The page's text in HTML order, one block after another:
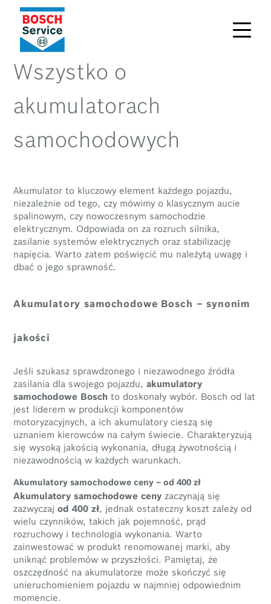
Wszystko o
akumulatorach
samochodowych
Akumulator to kluczowy element każdego pojazdu,
niezależnie od tego, czy mówimy o klasycznym aucie
spalinowym, czy nowoczesnym samochodzie
elektrycznym. Odpowiada on za rozruch silnika,
zasilanie systemów elektrycznych oraz stabilizację
napięcia. Warto zatem poświęcić mu należytą uwagę i
dbać o jego sprawność.
Akumulatory samochodowe Bosch – synonim
jakości
Jeśli szukasz sprawdzonego i niezawodnego źródła
zasilania dla swojego pojazdu, akumulatory
samochodowe Bosch to doskonały wybór. Bosch od lat
jest liderem w produkcji komponentów
motoryzacyjnych, a ich akumulatory cieszą się
uznaniem kierowców na całym świecie. Charakteryzują
się wysoką jakością wykonania, długą żywotnością i
niezawodnością w każdych warunkach.
Akumulatory samochodowe ceny – od 400 zł
Akumulatory samochodowe ceny zaczynają się
zazwyczaj od 400 zł, jednak ostateczny koszt zależy od
wielu czynników, takich jak pojemność, prąd
rozruchowy i technologia wykonania. Warto
zainwestować w produkt renomowanej marki, aby
uniknąć problemów w przyszłości. Pamiętaj, że
oszczędność na akumulatorze może skończyć się
unieruchomieniem pojazdu w najmniej odpowiednim
momencie.